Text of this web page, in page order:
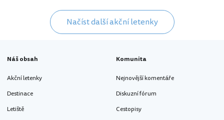
Načíst další akční letenky
Náš obsah
Akční letenky
Destinace
Letiště
Komunita
Nejnovější komentáře
Diskuzní fórum
Cestopisy